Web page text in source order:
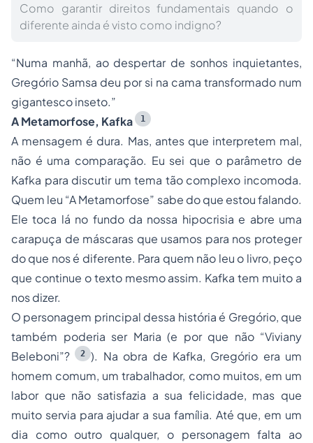
Como garantir direitos fundamentais quando o
diferente ainda é visto como indigno?
“Numa manhã, ao despertar de sonhos inquietantes,
Gregório Samsa deu por si na cama transformado num
gigantesco inseto.”
A Metamorfose, Kafka
1
A mensagem é dura. Mas, antes que interpretem mal,
não é uma comparação. Eu sei que o parâmetro de
Kafka para discutir um tema tão complexo incomoda.
Quem leu “A Metamorfose” sabe do que estou falando.
Ele toca lá no fundo da nossa hipocrisia e abre uma
carapuça de máscaras que usamos para nos proteger
do que nos é diferente. Para quem não leu o livro, peço
que continue o texto mesmo assim. Kafka tem muito a
nos dizer.
O personagem principal dessa história é Gregório, que
também poderia ser Maria (e por que não “Viviany
Beleboni”? 2 ). Na obra de Kafka, Gregório era um
homem comum, um trabalhador, como muitos, em um
labor que não satisfazia a sua felicidade, mas que
muito servia para ajudar a sua família. Até que, em um
dia como outro qualquer, o personagem falta ao